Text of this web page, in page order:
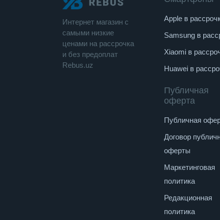
Тип : Ноутбук
Габариты (ШxГxТ) : 35.85x24.2x1.79 мм
Интернет магазин c
cамыми низкие
ценами на рассрочка
и без предоплат
Rebus.uz
Apple в
Samsung в
Xiaomi в
Huawei в
Публичная
оферта
Публичная
Договор
оферты
Маркетинговая
политика
Редакционная
политика